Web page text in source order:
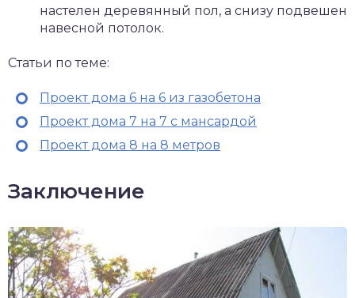
настелен деревянный пол, а снизу подвешен
навесной потолок.
Статьи по теме:
Проект дома 6 на 6 из газобетона
Проект дома 7 на 7 с мансардой
Проект дома 8 на 8 метров
Заключение